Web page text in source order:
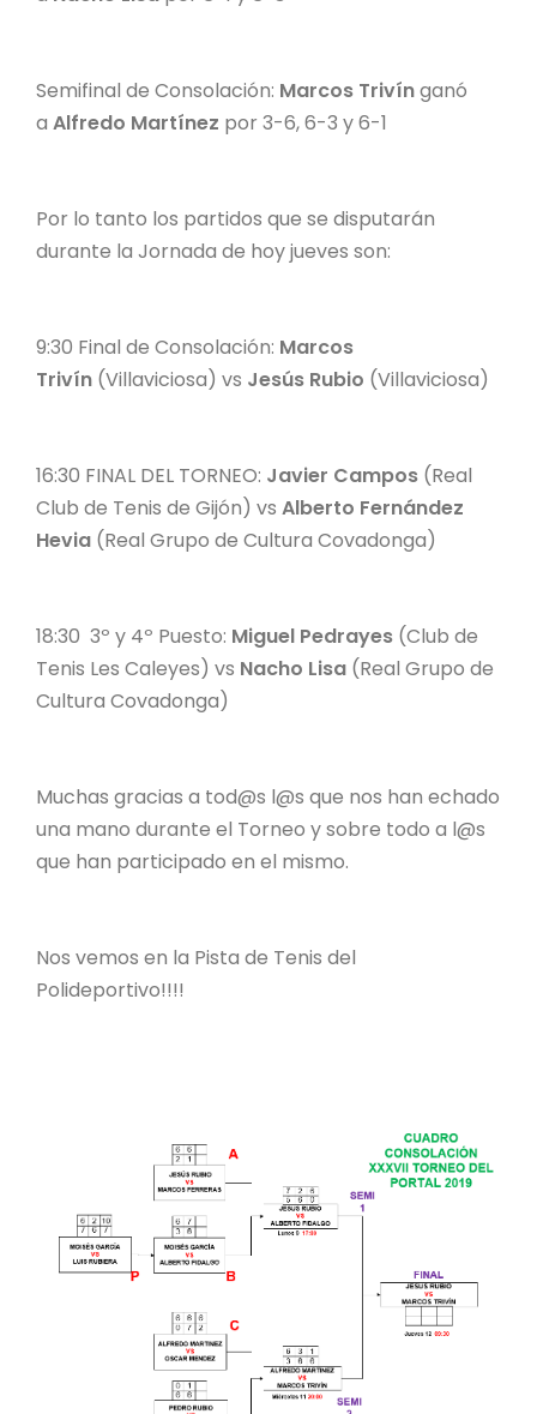
Semifinal de Consolación: Marcos Trivínganó
a Alfredo Martínez por 3-6, 6-3 y 6-1
Por lo tanto los partidos que se disputarán
durante la Jornada de hoy jueves son:
9:30 Final de Consolación: Marcos
Trivín (Villaviciosa) vs Jesús Rubio (Villaviciosa)
16:30 FINAL DEL TORNEO: Javier Campos (Real
Club de Tenis de Gijón) vs Alberto Fernández
Hevia (Real Grupo de Cultura Covadonga)
18:30 3º y 4º Puesto: Miguel Pedrayes (Club de
Tenis Les Caleyes) vs Nacho Lisa (Real Grupo de
Cultura Covadonga)
Muchas gracias a tod@s l@s que nos han echado
una mano durante el Torneo y sobre todo a l@s
que han participado en el mismo.
Nos vemos en la Pista de Tenis del
Polideportivo!!!!